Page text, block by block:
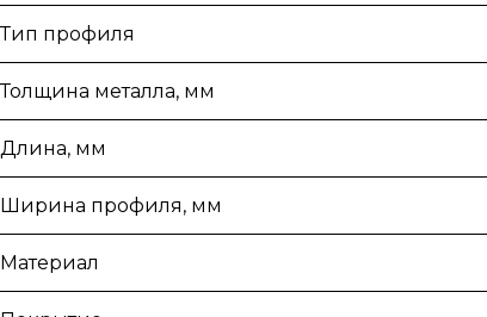
Тип профиля
Толщина металла, мм
Длина, мм
Ширина профиля, мм
Материал